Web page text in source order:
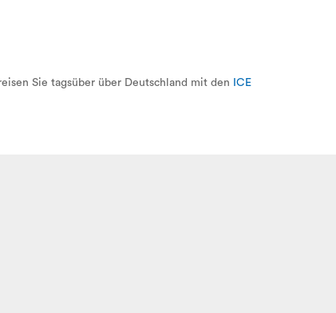
Sie tagsüber über Deutschland mit den
ICE